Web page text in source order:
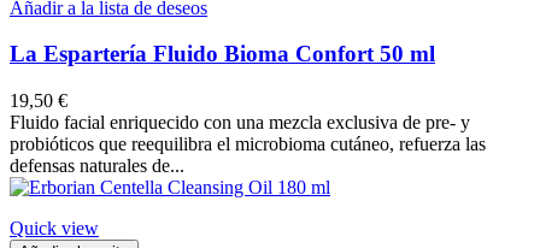
Añadir a la lista de deseos
La Espartería Fluido Bioma Confort 50 ml
19,50 €
Fluido facial enriquecido con una mezcla exclusiva de pre- y
probióticos que reequilibra el microbioma cutáneo, refuerza las
defensas naturales de...
Quick view